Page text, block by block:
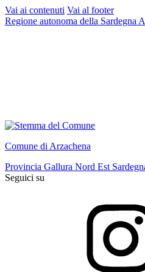
Vai ai contenuti Vai al footer
Regione autonoma della Sardegna
Comune di Arzachena
Provincia Gallura Nord Est
Seguici su